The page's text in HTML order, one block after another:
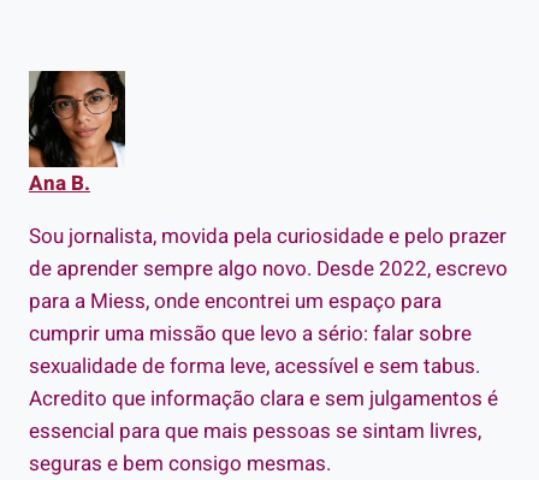
Ana B.
Sou jornalista, movida pela curiosidade e pelo prazer
de aprender sempre algo novo. Desde 2022, escrevo
para a Miess, onde encontrei um espaço para
cumprir uma missão que levo a sério: falar sobre
sexualidade de forma leve, acessível e sem tabus.
Acredito que informação clara e sem julgamentos é
essencial para que mais pessoas se sintam livres,
seguras e bem consigo mesmas.